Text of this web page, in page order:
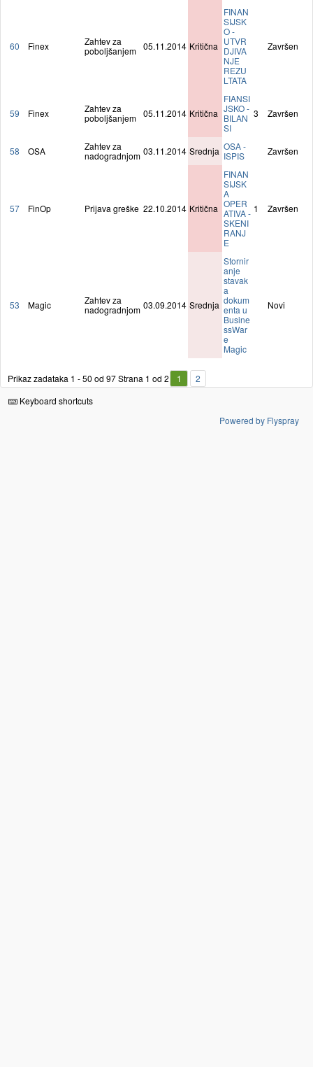
60 Finex
Zahtev za
poboljšanjem 05.11.2014 Kritična
FINAN
SIJSK
O -
UTVR
DJIVA
NJE
REZU
LTATA
Završen
59 Finex
Zahtev za
poboljšanjem 05.11.2014 Kritična
FIANSI
JSKO -
BILAN
SI
3 Završen
58 OSA
Zahtev za
nadogradnjom 03.11.2014 Srednja OSA -
ISPIS
Završen
57 FinOp Prijava greške 22.10.2014 Kritična
FINAN
SIJSK
A
OPER
ATIVA -
SKENI
RANJ
E
1 Završen
53 Magic
Zahtev za
nadogradnjom 03.09.2014 Srednja
Stornir
anje
stavak
a
dokum
enta u
Busine
ssWar
e
Magic
Novi
Prikaz zadataka 1 - 50 od 97Strana 1 od 2 1
2
Keyboard shortcuts
Powered by Flyspray